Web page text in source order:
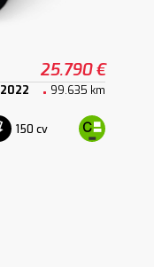
25.790 €
2022 99.635 km
150 cv